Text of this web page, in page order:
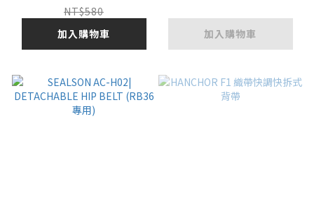
NT$580
加入購物車
加入購物車